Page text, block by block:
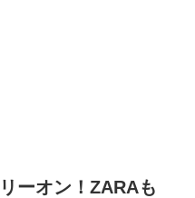
ーオン！ZARAも